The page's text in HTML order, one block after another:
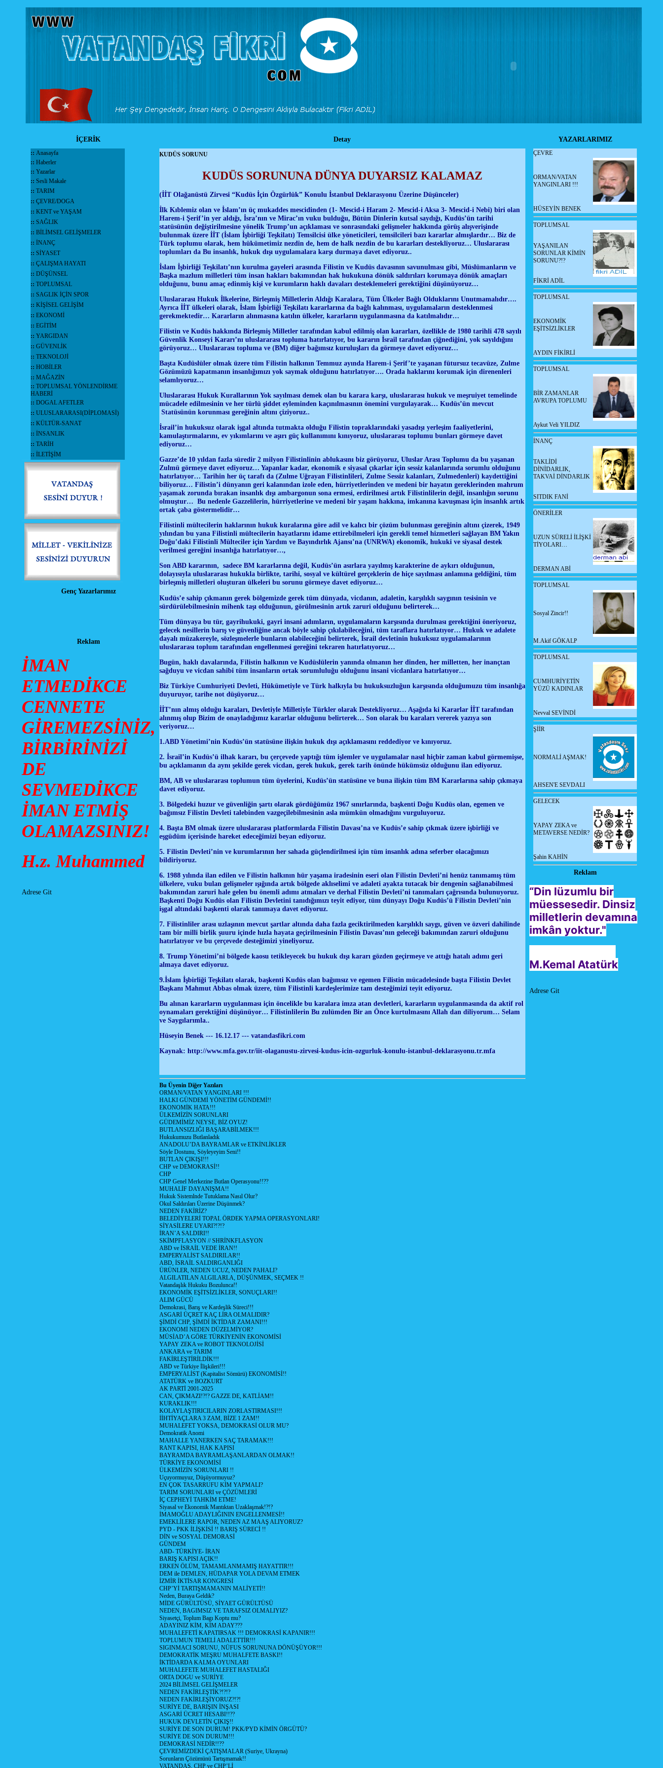
İÇERİK Detay YAZARLARIMIZ
:: Anasayfa
:: Haberler
:: Yazarlar
:: Sesli Makale
:: TARIM
:: ÇEVRE/DOGA
:: KENT ve YAŞAM
:: SAĞLIK
:: BİLİMSEL GELİŞMELER
:: İNANÇ
:: SİYASET
:: ÇALIŞMA HAYATI
:: DÜŞÜNSEL
:: TOPLUMSAL
:: SAGLIK İÇİN SPOR
:: KİŞİSEL GELİŞİM
:: EKONOMİ
:: EGİTİM
:: YARGIDAN
:: GÜVENLİK
:: TEKNOLOJİ
:: HOBİLER
:: MAĞAZİN
:: TOPLUMSAL YÖNLENDİRME
HABERİ
:: DOGAL AFETLER
:: ULUSLARARASI(DİPLOMASİ)
:: KÜLTÜR-SANAT
:: İNSANLIK
:: TARİH
:: İLETİŞİM
Genç Yazarlarımız
Reklam
İMAN
ETMEDİKCE
CENNETE
GİREMEZSİNİZ,
BİRBİRİNİZİ
DE
SEVMEDİKCE
İMAN ETMİŞ
OLAMAZSINIZ!
H.z. Muhammed
Adrese Git
KUDÜS SORUNU
KUDÜS SORUNUNA DÜNYA DUYARSIZ KALAMAZ
(İİT Olağanüstü Zirvesi “Kudüs İçin Özgürlük” Konulu İstanbul Deklarasyonu Üzerine Düşünceler)
İlk Kıblemiz olan ve İslam’ın üç mukaddes mescidinden (1- Mescid-i Haram 2- Mescid-i Aksa 3- Mescid-i Nebi) biri olan
Harem-i Şerif’in yer aldığı, İsra’nın ve Mirac’ın vuku bulduğu, Bütün Dinlerin kutsal saydığı, Kudüs’ün tarihi
statüsünün değiştirilmesine yönelik Trump’un açıklaması ve sonrasındaki gelişmeler hakkında görüş alışverişinde
bulunmak üzere İİT (İslam İşbirliği Teşkilatı) Temsilcisi ülke yöneticileri, temsilcileri bazı kararlar almışlardır… Biz de
Türk toplumu olarak, hem hükümetimiz nezdin de, hem de halk nezdin de bu kararları destekliyoruz… Uluslararası
toplumları da Bu insanlık, hukuk dışı uygulamalara karşı durmaya davet ediyoruz..
İslam İşbirliği Teşkilatı’nın kurulma gayeleri arasında Filistin ve Kudüs davasının savunulması gibi, Müslümanların ve
Başka mazlum milletleri tüm insan hakları bakımından hak hukukuna dönük saldırıları korumaya dönük amaçları
olduğunu, bunu amaç edinmiş kişi ve kurumların haklı davaları desteklemeleri gerektiğini düşünüyoruz…
Uluslararası Hukuk İlkelerine, Birleşmiş Milletlerin Aldığı Karalara, Tüm Ülkeler Bağlı Olduklarını Unutmamalıdır….
Ayrıca İİT ülkeleri olarak, İslam İşbirliği Teşkilatı kararlarına da bağlı kalınması, uygulamaların desteklenmesi
gerekmektedir… Kararların alınmasına katılın ülkeler, kararların uygulanmasına da katılmalıdır…
Filistin ve Kudüs hakkında Birleşmiş Milletler tarafından kabul edilmiş olan kararları, özellikle de 1980 tarihli 478 sayılı
Güvenlik Konseyi Kararı’nı uluslararası topluma hatırlatıyor, bu kararın İsrail tarafından çiğnediğini, yok sayıldığını
görüyoruz… Uluslararası topluma ve (BM) diğer bağımsız kuruluşları da görmeye davet ediyoruz…
Başta Kudüslüler olmak üzere tüm Filistin halkının Temmuz ayında Harem-i Şerif’te yaşanan fütursuz tecavüze, Zulme
Gözümüzü kapatmanın insanlığımızı yok saymak olduğunu hatırlatıyor…. Orada haklarını korumak için direnenleri
selamlıyoruz…
Uluslararası Hukuk Kurallarının Yok sayılması demek olan bu karara karşı, uluslararası hukuk ve meşruiyet temelinde
mücadele edilmesinin ve her türlü şiddet eyleminden kaçınılmasının önemini vurgulayarak… Kudüs’ün mevcut
Statüsünün korunması gereğinin altını çiziyoruz..
İsrail’in hukuksuz olarak işgal altında tutmakta olduğu Filistin topraklarındaki yasadışı yerleşim faaliyetlerini,
kamulaştırmalarını, ev yıkımlarını ve aşırı güç kullanımını kınıyoruz, uluslararası toplumu bunları görmeye davet
ediyoruz…
Gazze’de 10 yıldan fazla süredir 2 milyon Filistinlinin ablukasını biz görüyoruz, Uluslar Arası Toplumu da bu yaşanan
Zulmü görmeye davet ediyoruz… Yapanlar kadar, ekonomik e siyasal çıkarlar için sessiz kalanlarında sorumlu olduğunu
hatırlatıyor… Tarihin her üç tarafı da (Zulme Uğrayan Filistinlileri, Zulme Sessiz kalanları, Zulmedenleri) kaydettiğini
biliyoruz… Filistin’i dünyanın geri kalanından izole eden, hürriyetlerinden ve medeni bir hayatın gereklerinden mahrum
yaşamak zorunda bırakan insanlık dışı ambargonun sona ermesi, erdirilmesi artık Filistinlilerin değil, insanlığın sorunu
olmuştur… Bu nedenle Gazzelilerin, hürriyetlerine ve medeni bir yaşam hakkına, imkanına kavuşması için insanlık artık
ortak çaba göstermelidir…
Filistinli mültecilerin haklarının hukuk kuralarına göre adil ve kalıcı bir çözüm bulunması gereğinin altını çizerek, 1949
yılından bu yana Filistinli mültecilerin hayatlarını idame ettirebilmeleri için gerekli temel hizmetleri sağlayan BM Yakın
Doğu’daki Filistinli Mülteciler için Yardım ve Bayındırlık Ajansı’na (UNRWA) ekonomik, hukuki ve siyasal destek
verilmesi gereğini insanlığa hatırlatıyor…,
Son ABD kararının, sadece BM kararlarına değil, Kudüs’ün asırlara yayılmış karakterine de aykırı olduğunun,
dolayısıyla uluslararası hukukla birlikte, tarihi, sosyal ve kültürel gerçeklerin de hiçe sayılması anlamına geldiğini, tüm
birleşmiş milletleri oluşturan ülkeleri bu sorunu görmeye davet ediyoruz…
Kudüs’e sahip çıkmanın gerek bölgemizde gerek tüm dünyada, vicdanın, adaletin, karşılıklı saygının tesisinin ve
sürdürülebilmesinin mihenk taşı olduğunun, görülmesinin artık zaruri olduğunu belirterek…
Tüm dünyaya bu tür, gayrihukuki, gayri insani adımların, uygulamaların karşısında durulması gerektiğini öneriyoruz,
gelecek nesillerin barış ve güvenliğine ancak böyle sahip çıkılabileceğini, tüm taraflara hatırlatıyor… Hukuk ve adalete
dayalı müzakereyle, sözleşmelerle bunların olabileceğini belirterek, İsrail devletinin hukuksuz uygulamalarının
uluslararası toplum tarafından engellenmesi gereğini tekraren hatırlatıyoruz…
Bugün, haklı davalarında, Filistin halkının ve Kudüslülerin yanında olmanın her dinden, her milletten, her inançtan
sağduyu ve vicdan sahibi tüm insanların ortak sorumluluğu olduğunu insani vicdanlara hatırlatıyor…
Biz Türkiye Cumhuriyeti Devleti, Hükümetiyle ve Türk halkıyla bu hukuksuzluğun karşısında olduğumuzu tüm insanlığa
duyuruyor, tarihe not düşüyoruz…
İİT’nın almış olduğu karaları, Devletiyle Milletiyle Türkler olarak Destekliyoruz… Aşağıda ki Kararlar İİT tarafından
alınmış olup Bizim de onayladığımız kararlar olduğunu belirterek… Son olarak bu karaları vererek yazıya son
veriyoruz…
1.ABD Yönetimi’nin Kudüs’ün statüsüne ilişkin hukuk dışı açıklamasını reddediyor ve kınıyoruz.
2. İsrail’in Kudüs’ü ilhak kararı, bu çerçevede yaptığı tüm işlemler ve uygulamalar nasıl hiçbir zaman kabul görmemişse,
bu açıklamanın da aynı şekilde gerek vicdan, gerek hukuk, gerek tarih önünde hükümsüz olduğunu ilan ediyoruz.
BM, AB ve uluslararası toplumun tüm üyelerini, Kudüs’ün statüsüne ve buna ilişkin tüm BM Kararlarına sahip çıkmaya
davet ediyoruz.
3. Bölgedeki huzur ve güvenliğin şartı olarak gördüğümüz 1967 sınırlarında, başkenti Doğu Kudüs olan, egemen ve
bağımsız Filistin Devleti talebinden vazgeçilebilmesinin asla mümkün olmadığını vurguluyoruz.
4. Başta BM olmak üzere uluslararası platformlarda Filistin Davası’na ve Kudüs’e sahip çıkmak üzere işbirliği ve
eşgüdüm içerisinde hareket edeceğimizi beyan ediyoruz.
5. Filistin Devleti’nin ve kurumlarının her sahada güçlendirilmesi için tüm insanlık adına seferber olacağımızı
bildiriyoruz.
6. 1988 yılında ilan edilen ve Filistin halkının hür yaşama iradesinin eseri olan Filistin Devleti’ni henüz tanımamış tüm
ülkelere, vuku bulan gelişmeler ışığında artık bölgede aklıselimi ve adaleti ayakta tutacak bir dengenin sağlanabilmesi
bakımından zaruri hale gelen bu önemli adımı atmaları ve derhal Filistin Devleti’ni tanımaları çağrısında bulunuyoruz.
Başkenti Doğu Kudüs olan Filistin Devletini tanıdığımızı teyit ediyor, tüm dünyayı Doğu Kudüs’ü Filistin Devleti’nin
işgal altındaki başkenti olarak tanımaya davet ediyoruz.
7. Filistinliler arası uzlaşının mevcut şartlar altında daha fazla geciktirilmeden karşılıklı saygı, güven ve özveri dahilinde
tam bir milli birlik şuuru içinde hızla hayata geçirilmesinin Filistin Davası’nın geleceği bakımından zaruri olduğunu
hatırlatıyor ve bu çerçevede desteğimizi yineliyoruz.
8. Trump Yönetimi’ni bölgede kaosu tetikleyecek bu hukuk dışı kararı gözden geçirmeye ve attığı hatalı adımı geri
almaya davet ediyoruz.
9.İslam İşbirliği Teşkilatı olarak, başkenti Kudüs olan bağımsız ve egemen Filistin mücadelesinde başta Filistin Devlet
Başkanı Mahmut Abbas olmak üzere, tüm Filistinli kardeşlerimize tam desteğimizi teyit ediyoruz.
Bu alınan kararların uygulanması için öncelikle bu karalara imza atan devletleri, kararların uygulanmasında da aktif rol
oynamaları gerektiğini düşünüyor… Filistinlilerin Bu zulümden Bir an Önce kurtulmasını Allah dan diliyorum… Selam
ve Saygılarımla..
Hüseyin Benek --- 16.12.17 --- vatandasfikri.com
Kaynak: http://www.mfa.gov.tr/iit-olaganustu-zirvesi-kudus-icin-ozgurluk-konulu-istanbul-deklarasyonu.tr.mfa
Bu Üyenin Diğer Yazıları
ORMAN/VATAN YANGINLARI !!!
HALKI GÜNDEMİ YÖNETİM GÜNDEMİ!!
EKONOMİK HATA!!!
ÜLKEMİZİN SORUNLARI
GÜDEMİMİZ NEYSE, BİZ OYUZ!
BUTLANSIZLIĞI BAŞARABİLMEK!!!
Hukukumuzu Butlanladık
ANADOLU’DA BAYRAMLAR ve ETKİNLİKLER
Söyle Dostunu, Söyleyeyim Seni!!
BUTLAN ÇIKIŞI!!!
CHP ve DEMOKRASİ!!
CHP
CHP Genel Merkezine Butlan Operasyonu!!??
MUHALİF DAYANIŞMA!!
Hukuk Sistemlnde Tutuklama Nasıl Olur?
Okul Saldırıları Üzerine Düşünmek?
NEDEN FAKİRİZ?
BELEDİYELERİ TOPAL ÖRDEK YAPMA OPERASYONLARI!
SİYASİLERE UYARI?!?!?
İRAN’A SALDIRI!!
SKİMPFLASYON // SHRİNKFLASYON
ABD ve İSRAİL VEDE İRAN!!
EMPERYALİST SALDIRILAR!!
ABD, İSRAİL SALDIRGANLIĞI
ÜRÜNLER, NEDEN UCUZ, NEDEN PAHALI?
ALGILATILAN ALGILARLA, DÜŞÜNMEK, SEÇMEK !!
Vatandaşlık Hukuku Bozulunca!!
EKONOMİK EŞİTSİZLİKLER, SONUÇLARI!!
ALIM GÜCÜ
Demokrasi, Barış ve Kardeşlik Süreci!!!
ASGARİ ÜÇRET KAÇ LİRA OLMALIDIR?
ŞİMDİ CHP, ŞİMDİ İKTİDAR ZAMANI!!!
EKONOMİ NEDEN DÜZELMİYOR?
MÜSİAD’A GÖRE TÜRKİYENİN EKONOMİSİ
YAPAY ZEKA ve ROBOT TEKNOLOJİSİ
ANKARA ve TARIM
FAKİRLEŞTİRİLDİK!!!
ABD ve Türkiye İlişkileri!!!
EMPERYALİST (Kapitalist Sömürü) EKONOMİSİ!!
ATATÜRK ve BOZKURT
AK PARTİ 2001-2025
CAN, ÇIKMAZI!?!? GAZZE DE, KATLİAM!!
KURAKLIK!!!
KOLAYLAŞTIRICILARIN ZORLASTIRMASI!!!
İİHTİYAÇLARA 3 ZAM, BİZE 1 ZAM!!
MUHALEFET YOKSA, DEMOKRASİ OLUR MU?
Demokratik Anomi
MAHALLE YANERKEN SAÇ TARAMAK!!!
RANT KAPISI, HAK KAPISI
BAYRAMDA BAYRAMLAŞANLARDAN OLMAK!!
TÜRKİYE EKONOMİSİ
ÜLKEMİZİN SORUNLARI !!
Uçuyormuyuz, Düşüyormuyuz?
EN ÇOK TASARRUFU KİM YAPMALI?
TARIM SORUNLARI ve ÇÖZÜMLERİ
İÇ CEPHEYİ TAHKİM ETME!
Siyasal ve Ekonomik Mantıktan Uzaklaşmak!?!?
İMAMOĞLU ADAYLIĞININ ENGELLENMESİ!!
EMEKLİLERE RAPOR, NEDEN AZ MAAŞ ALIYORUZ?
PYD - PKK İLİŞKİSİ !! BARIŞ SÜRECİ !!
DİN ve SOSYAL DEMORASİ
GÜNDEM
ABD- TÜRKİYE- İRAN
BARIŞ KAPISI AÇIK!!
ERKEN ÖLÜM, TAMAMLANMAMIŞ HAYATTIR!!!
DEM ile DEMLEN, HÜDAPAR YOLA DEVAM ETMEK
İZMİR İKTİSAR KONGRESİ
CHP’Yİ TARTIŞMAMANIN MALİYETİ!!
Neden, Buraya Geldik?
MİDE GÜRÜLTÜSÜ, SİYAET GÜRÜLTÜSÜ
NEDEN, BAGIMSIZ VE TARAFSIZ OLMALIYIZ?
Siyasetçi, Toplum Bagı Koptu mu?
ADAYINIZ KİM, KİM ADAY???
MUHALEFETİ KAPATIRSAK !!! DEMOKRASİ KAPANIR!!!
TOPLUMUN TEMELİ ADALETTİR!!!
SIGINMACI SORUNU, NÜFUS SORUNUNA DÖNÜŞÜYOR!!!
DEMOKRATİK MEŞRU MUHALFETE BASKI!!
İKTİDARDA KALMA OYUNLARI
MUHALEFETE MUHALEFET HASTALIĞI
ORTA DOGU ve SURİYE
2024 BİLİMSEL GELİŞMELER
NEDEN FAKİRLEŞTİK?!?!?
NEDEN FAKİRLEŞİYORUZ?!?!
SURİYE DE, BARIŞIN İNŞASI
ASGARİ ÜCRET HESABI!!??
HUKUK DEVLETİN ÇIKIŞ!!
SURİYE DE SON DURUM! PKK/PYD KİMİN ÖRGÜTÜ?
SURİYE DE SON DURUM!!!
DEMOKRASİ NEDİR!!??
ÇEVREMİZDEKİ ÇATIŞMALAR (Suriye, Ukrayna)
Sorunların Çözümünü Tartışmamak!!
VATANDAŞ, CHP ve CHP’Lİ
ÇEVRE
ORMAN/VATAN
YANGINLARI !!!
HÜSEYİN BENEK
TOPLUMSAL
YAŞANILAN
SORUNLAR KİMİN
SORUNU?!?
FİKRİ ADİL
TOPLUMSAL
EKONOMİK
EŞİTSİZLİKLER
AYDIN FİKİRLİ
TOPLUMSAL
BİR ZAMANLAR
AVRUPA TOPLUMU
Aykut Veli YILDIZ
İNANÇ
TAKLİDİ
DİNİDARLIK,
TAKVAİ DİNDARLIK
SITDIK FANİ
ÖNERİLER
UZUN SÜRELİ İLİŞKİ
TİYOLARI…
DERMAN ABİ
TOPLUMSAL
Sosyal Zincir!!
M.Akif GÖKALP
TOPLUMSAL
CUMHURİYETİN
YÜZÜ KADINLAR
Nevval SEVİNDİ
ŞİİR
NORMALİ AŞMAK!
AHSEN'E SEVDALI
GELECEK
YAPAY ZEKA ve
METAVERSE NEDİR?
Şahin KAHİN
Reklam
“Din lüzumlu bir
müessesedir. Dinsiz
milletlerin devamına
imkân yoktur."
M.Kemal Atatürk
Adrese Git